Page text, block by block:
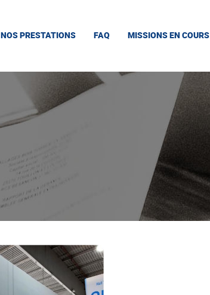
NOS PRESTATIONS FAQ MISSIONS EN COURS